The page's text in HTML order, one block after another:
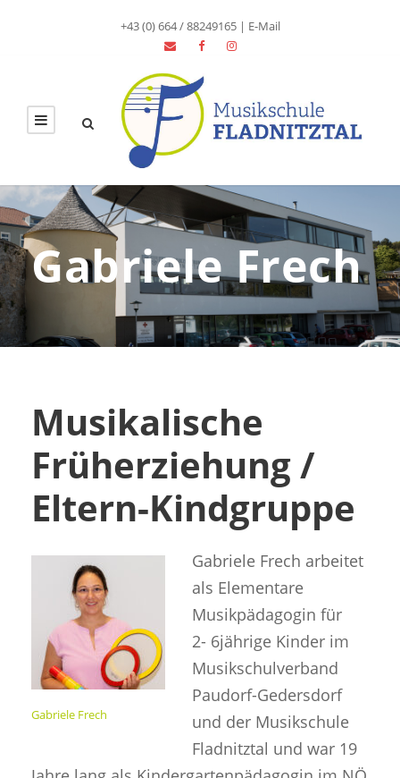
+43 (0) 664 / 88249165| E-Mail
Gabriele Frech
Musikalische
Früherziehung /
Eltern-Kindgruppe
Gabriele Frech
Gabriele Frech arbeitet
als Elementare
Musikpädagogin für
2- 6jährige Kinder im
Musikschulverband
Paudorf-Gedersdorf
und der Musikschule
Fladnitztal und war 19